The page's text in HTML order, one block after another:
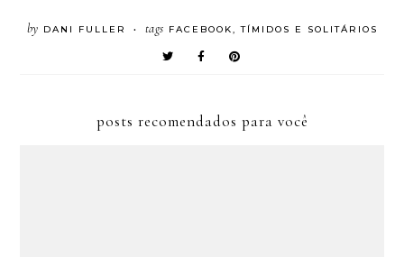
by DANI FULLER • tags FACEBOOK,TÍMIDOS E SOLITÁRIOS
posts recomendados para você